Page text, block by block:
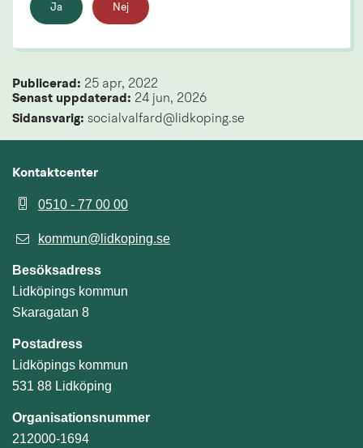
Ja Nej
Publicerad: 25 apr, 2022
Senast uppdaterad: 24 jun, 2026
Sidansvarig: socialvalfard@lidkoping.se
Kontaktcenter
0510 - 77 00 00
kommun@lidkoping.se
Besöksadress
Lidköpings kommun
Skaragatan 8
Postadress
Lidköpings kommun
531 88 Lidköping
Organisationsnummer
212000-1694